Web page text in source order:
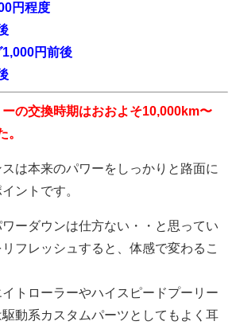
円程度
円前後
の交換時期はおおよそ10,000km〜
。
は本来のパワーをしっかりと路面に
ントです。
ーダウンは仕方ない・・と思ってい
フレッシュすると、体感で変わるこ
トローラーやハイスピードプーリー
動系カスタムパーツとしてもよく耳